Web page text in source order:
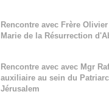
Rencontre avec Frère
Marie de la Résurrection
Rencontre avec avec Mgr
auxiliaire au sein du
Jérusalem